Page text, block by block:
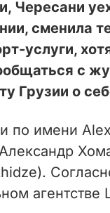
Чересани
сменила
услуги,
с
Грузии о
по имени
агентстве